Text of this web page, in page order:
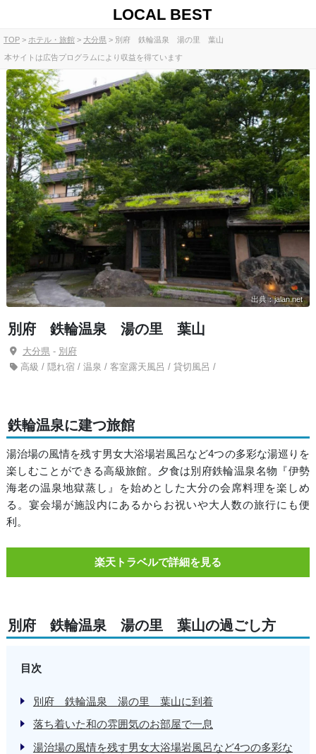
LOCAL BEST
TOP ホテル・旅館 大分県 別府 鉄輪温泉 湯の里 葉山
本サイトは広告プログラムにより収益を得ています
出典：jalan.net
別府 鉄輪温泉 湯の里 葉山
大分県- 別府
高級 / 隠れ宿 / 温泉 / 客室露天風呂 / 貸切風呂 /
鉄輪温泉に建つ旅館
湯治場の風情を残す男女大浴場岩風呂など4つの多彩な湯巡りを
楽しむことができる高級旅館。夕食は別府鉄輪温泉名物『伊勢
海老の温泉地獄蒸し』を始めとした大分の会席料理を楽しめ
る。宴会場が施設内にあるからお祝いや大人数の旅行にも便
利。
楽天トラベルで詳細を見る
別府 鉄輪温泉 湯の里 葉山の過ごし方
目次
別府 鉄輪温泉 湯の里 葉山に到着
落ち着いた和の雰囲気のお部屋で一息
湯治場の風情を残す男女大浴場岩風呂など4つの多彩な